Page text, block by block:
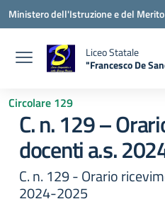
Vai ai contenuti
Vai al menu di navigazione
Vai al footer
Ministero dell'Istruzione e del Merito
Liceo Statale
"Francesco De
Circolare 129
C. n. 129 –
docenti a.s.
C. n. 129 - Orario
2024-2025